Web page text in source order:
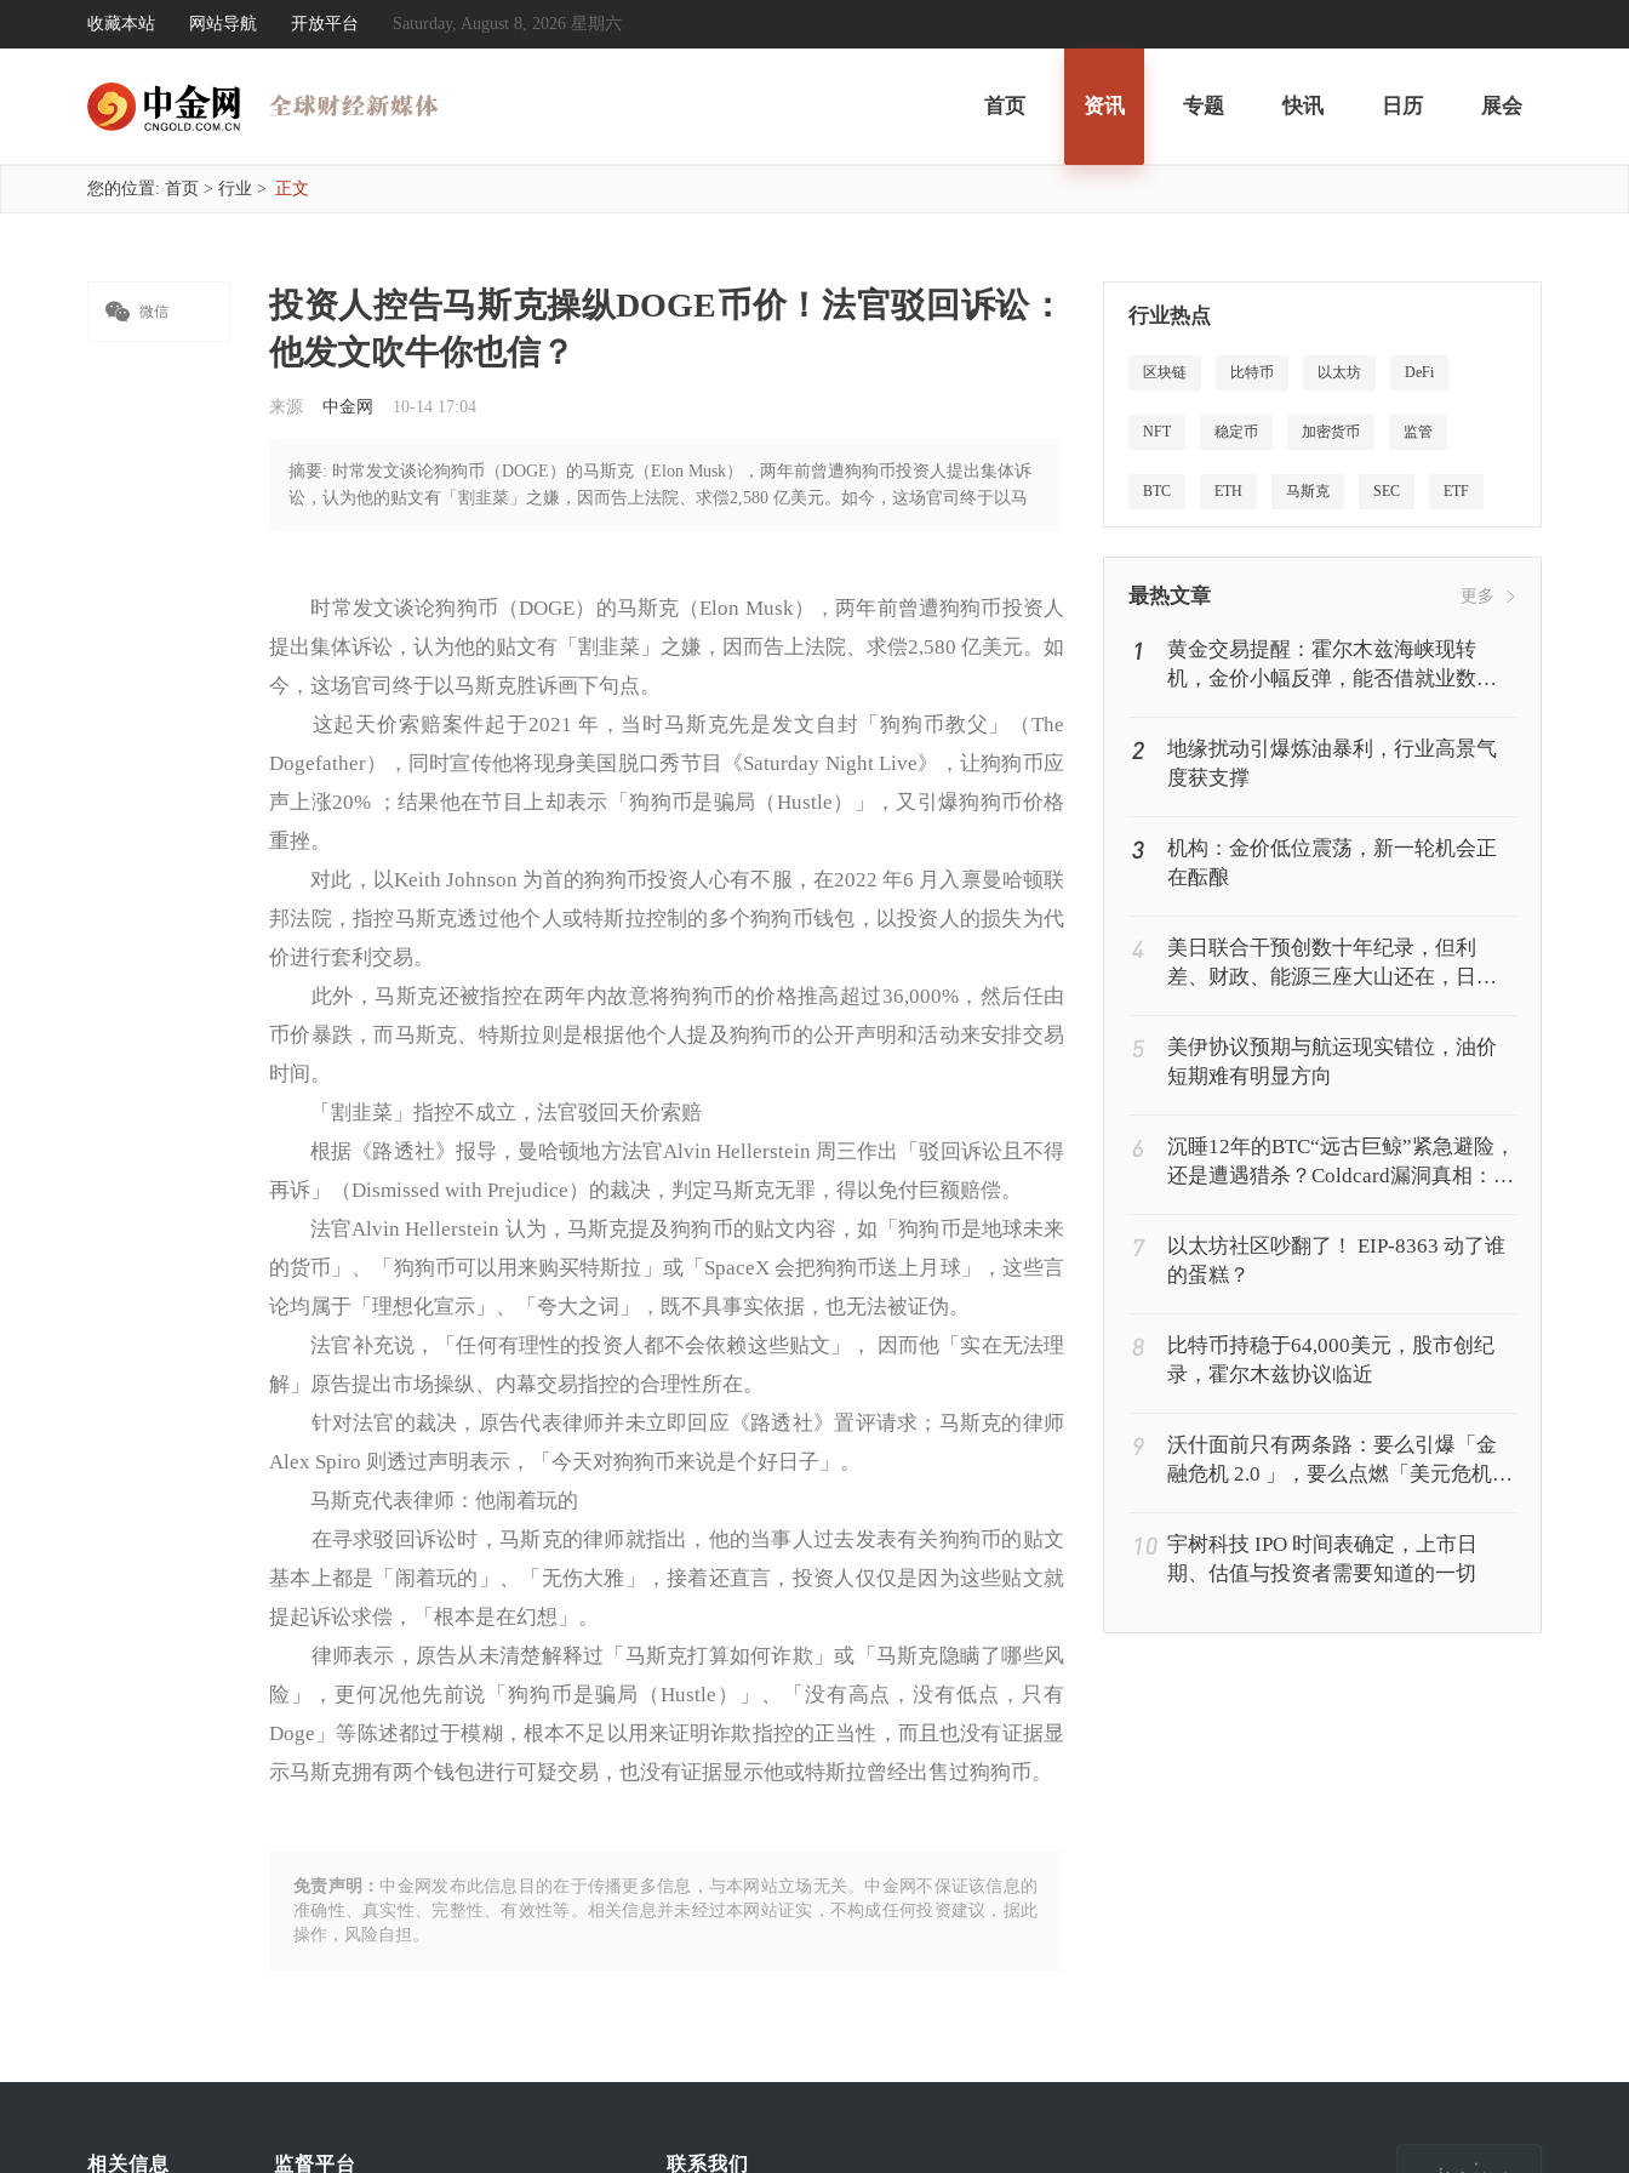
收藏本站 网站导航 开放平台 Saturday, August 8, 2026 星期六
首页 资讯 专题 快讯 日历 展会
您的位置: 首页 > 行业 > 正文
 微信
投资人控告马斯克操纵DOGE币价！法官驳回诉讼：
他发文吹牛你也信？
来源 中金网 10-14 17:04
摘要: 时常发文谈论狗狗币（DOGE）的马斯克（Elon Musk），两年前曾遭狗狗币投资人提出集体诉
讼，认为他的贴文有「割韭菜」之嫌，因而告上法院、求偿2,580 亿美元。如今，这场官司终于以马
时常发文谈论狗狗币（DOGE）的马斯克（Elon Musk），两年前曾遭狗狗币投资人
提出集体诉讼，认为他的贴文有「割韭菜」之嫌，因而告上法院、求偿2,580 亿美元。如
今，这场官司终于以马斯克胜诉画下句点。
这起天价索赔案件起于2021 年，当时马斯克先是发文自封「狗狗币教父」（The
Dogefather），同时宣传他将现身美国脱口秀节目《Saturday Night Live》，让狗狗币应
声上涨20% ；结果他在节目上却表示「狗狗币是骗局（Hustle）」，又引爆狗狗币价格
重挫。
对此，以Keith Johnson 为首的狗狗币投资人心有不服，在2022 年6 月入禀曼哈顿联
邦法院，指控马斯克透过他个人或特斯拉控制的多个狗狗币钱包，以投资人的损失为代
价进行套利交易。
此外，马斯克还被指控在两年内故意将狗狗币的价格推高超过36,000%，然后任由
币价暴跌，而马斯克、特斯拉则是根据他个人提及狗狗币的公开声明和活动来安排交易
时间。
「割韭菜」指控不成立，法官驳回天价索赔
根据《路透社》报导，曼哈顿地方法官Alvin Hellerstein 周三作出「驳回诉讼且不得
再诉」（Dismissed with Prejudice）的裁决，判定马斯克无罪，得以免付巨额赔偿。
法官Alvin Hellerstein 认为，马斯克提及狗狗币的贴文内容，如「狗狗币是地球未来
的货币」、「狗狗币可以用来购买特斯拉」或「SpaceX 会把狗狗币送上月球」，这些言
论均属于「理想化宣示」、「夸大之词」，既不具事实依据，也无法被证伪。
法官补充说，「任何有理性的投资人都不会依赖这些贴文」， 因而他「实在无法理
解」原告提出市场操纵、内幕交易指控的合理性所在。
针对法官的裁决，原告代表律师并未立即回应《路透社》置评请求；马斯克的律师
Alex Spiro 则透过声明表示，「今天对狗狗币来说是个好日子」。
马斯克代表律师：他闹着玩的
在寻求驳回诉讼时，马斯克的律师就指出，他的当事人过去发表有关狗狗币的贴文
基本上都是「闹着玩的」、「无伤大雅」，接着还直言，投资人仅仅是因为这些贴文就
提起诉讼求偿，「根本是在幻想」。
律师表示，原告从未清楚解释过「马斯克打算如何诈欺」或「马斯克隐瞒了哪些风
险」，更何况他先前说「狗狗币是骗局（Hustle）」、「没有高点，没有低点，只有
Doge」等陈述都过于模糊，根本不足以用来证明诈欺指控的正当性，而且也没有证据显
示马斯克拥有两个钱包进行可疑交易，也没有证据显示他或特斯拉曾经出售过狗狗币。
免责声明： 中金网发布此信息目的在于传播更多信息，与本网站立场无关。中金网不保证该信息的
准确性、真实性、完整性、有效性等。相关信息并未经过本网站证实，不构成任何投资建议，据此
操作，风险自担。
行业热点
区块链 比特币 以太坊 DeFi
NFT 稳定币 加密货币 监管
BTC ETH 马斯克 SEC ETF
最热文章 更多
1
黄金交易提醒：霍尔木兹海峡现转
机，金价小幅反弹，能否借就业数据
2
地缘扰动引爆炼油暴利，行业高景气
度获支撑
3
机构：金价低位震荡，新一轮机会正
在酝酿
4
美日联合干预创数十年纪录，但利
差、财政、能源三座大山还在，日元
5
美伊协议预期与航运现实错位，油价
短期难有明显方向
6
沉睡12年的BTC“远古巨鲸”紧急避险，
还是遭遇猎杀？Coldcard漏洞真相：你
7
以太坊社区吵翻了！ EIP-8363 动了谁
的蛋糕？
8
比特币持稳于64,000美元，股市创纪
录，霍尔木兹协议临近
9
沃什面前只有两条路：要么引爆「金
融危机 2.0 」，要么点燃「美元危机
10 宇树科技 IPO 时间表确定，上市日
期、估值与投资者需要知道的一切
相关信息 监督平台 联系我们